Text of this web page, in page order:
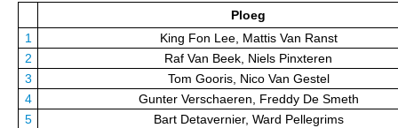
Ploeg
1
King Fon Lee, Mattis Van Ranst
2
Raf Van Beek, Niels Pinxteren
3
Tom Gooris, Nico Van Gestel
4
Gunter Verschaeren, Freddy De Smeth
5
Bart Detavernier, Ward Pellegrims